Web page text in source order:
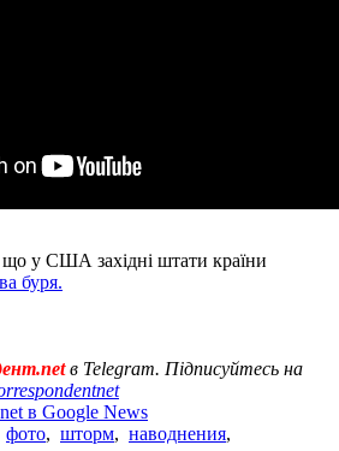
що у США західні штати країни
буря.
в Telegram. Підписуйтесь на
в Google News
фото, шторм, наводнения,